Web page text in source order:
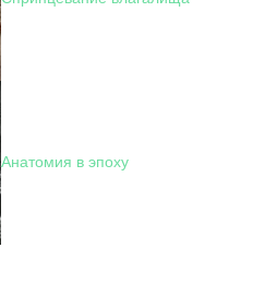
Анатомия в эпоху